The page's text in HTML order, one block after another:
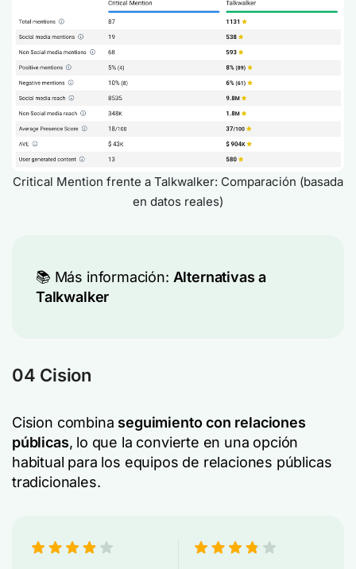
Critical Mention frente a Talkwalker: Comparación (basada
en datos reales)
📚 Más información: Alternativas a
Talkwalker
04 Cision
Cision combina seguimiento con relaciones
públicas, lo que la convierte en una opción
habitual para los equipos de relaciones públicas
tradicionales.